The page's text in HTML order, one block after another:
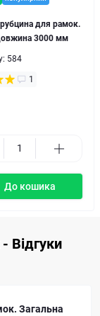
для рамок.
3000 мм
584
1
До кошика
Відгуки
Загальна